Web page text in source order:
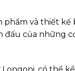
và thiết kế
của những